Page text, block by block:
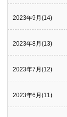
2023年9月(14)
2023年8月(13)
2023年7月(12)
2023年6月(11)